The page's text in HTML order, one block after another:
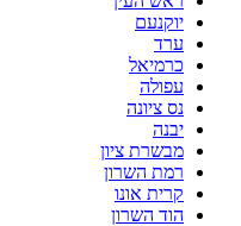
יוקנעם
ערד
כרמיאל
עפולה
נס ציונה
יבנה
מבשרת ציון
רמת השרון
קרית אונו
הוד השרון